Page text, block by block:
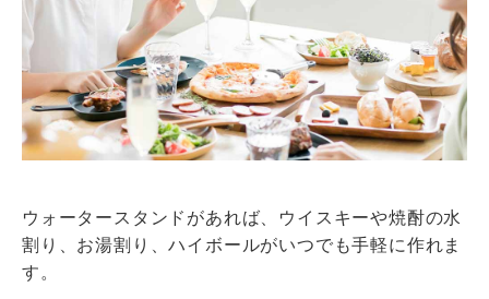
ウォータースタンドがあれば、ウイスキーや焼酎の水
割り、お湯割り、ハイボールがいつでも手軽に作れま
す。